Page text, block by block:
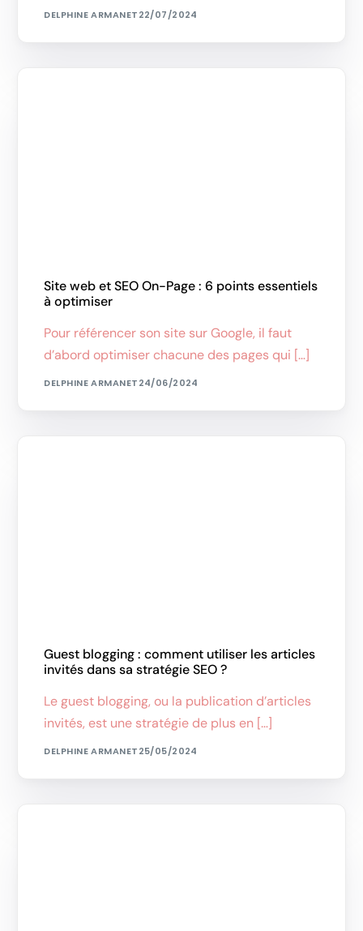
DELPHINE ARMANET22/07/2024
Site web et SEO On-Page : 6 points essentiels
à optimiser
Pour référencer son site sur Google, il faut
d’abord optimiser chacune des pages qui […]
DELPHINE ARMANET24/06/2024
Guest blogging : comment utiliser les articles
invités dans sa stratégie SEO ?
Le guest blogging, ou la publication d’articles
invités, est une stratégie de plus en […]
DELPHINE ARMANET25/05/2024